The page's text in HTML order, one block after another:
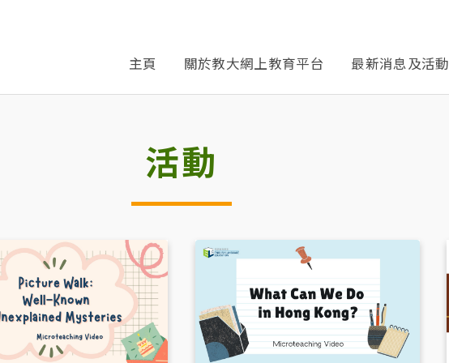
主頁
關於教大網上教育平台 最新消息及活動
活動